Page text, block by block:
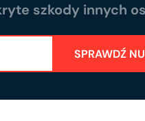
szkody innych
SPRAWDŹ